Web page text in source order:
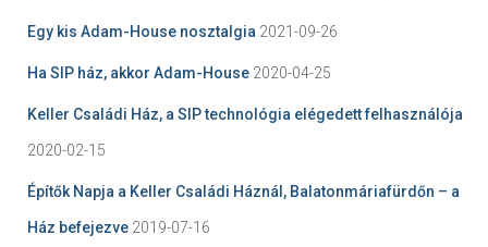
Egy kis Adam-House nosztalgia 2021-09-26
Ha SIP ház, akkor Adam-House 2020-04-25
Keller Családi Ház, a SIP technológia elégedett felhasználója
2020-02-15
Építők Napja a Keller Családi Háznál, Balatonmáriafürdőn – a
Ház befejezve 2019-07-16